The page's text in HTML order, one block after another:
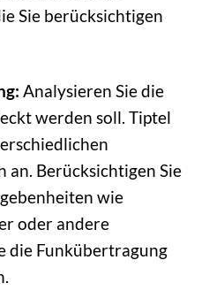
Sie berücksichtigen
Analysieren Sie die
werden soll. Tiptel
an. Berücksichtigen Sie
wie
oder andere
die Funkübertragung